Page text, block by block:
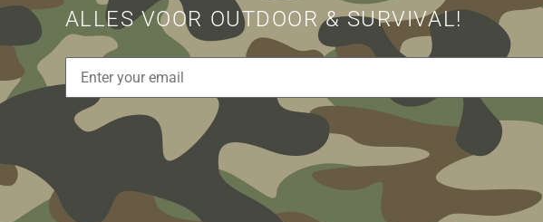
ALLES VOOR OUTDOOR & SURVIVAL!